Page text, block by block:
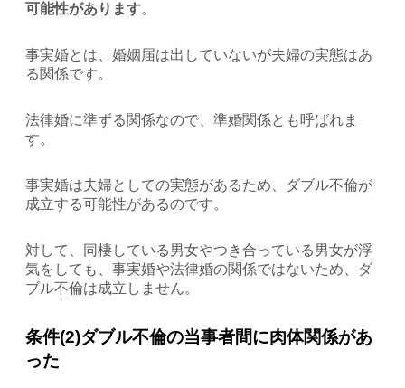
可能性があります。
事実婚とは、婚姻届は出していないが夫婦の実態はあ
る関係です。
法律婚に準ずる関係なので、準婚関係とも呼ばれま
す。
事実婚は夫婦としての実態があるため、ダブル不倫が
成立する可能性があるのです。
対して、同棲している男女やつき合っている男女が浮
気をしても、事実婚や法律婚の関係ではないため、ダ
ブル不倫は成立しません。
条件(2)ダブル不倫の当事者間に肉体関係があ
った